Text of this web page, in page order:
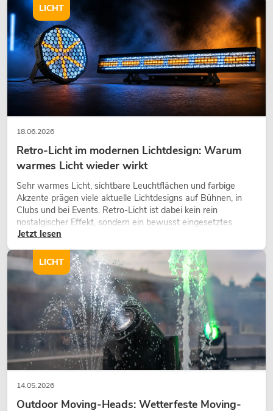
18.06.2026
Retro-Licht im modernen Lichtdesign: Warum
warmes Licht wieder wirkt
Sehr warmes Licht, sichtbare Leuchtflächen und farbige
Akzente prägen viele aktuelle Lichtdesigns auf Bühnen, in
Clubs und bei Events. Retro-Licht ist dabei kein rein
nostalgischer Effekt, sondern ein bewusst eingesetztes
Gestaltungsmittel: Es schafft Atmosphäre, gibt Szenen
Charakter und kann technische LED-Setups emotionaler
wirken lassen.
Jetzt lesen
LICHT
14.05.2026
Outdoor Moving-Heads: Wetterfeste Moving-
LICHT